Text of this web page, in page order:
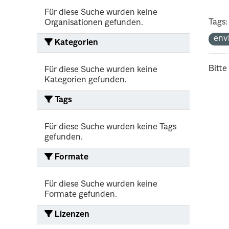
Für diese Suche wurden keine
Organisationen gefunden.
Kategorien
Für diese Suche wurden keine
Kategorien gefunden.
Tags
Für diese Suche wurden keine Tags
gefunden.
Formate
Für diese Suche wurden keine
Formate gefunden.
Lizenzen
Tags:
Bitte